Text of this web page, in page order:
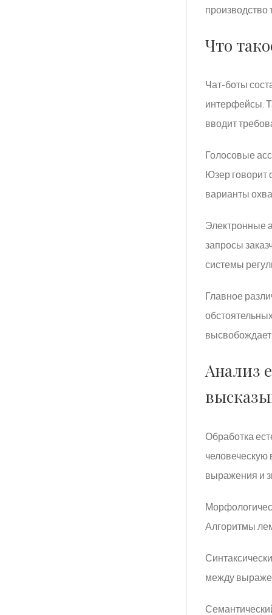
производство
Что
Чат-боты
интерфейсы.
вводит
Голосовые
Юзер говорит
варианты
Электронные
запросы
системы
Главное
высвобождает
Анализ
Обработка
человеческую
выражения и
Алгоритмы
между